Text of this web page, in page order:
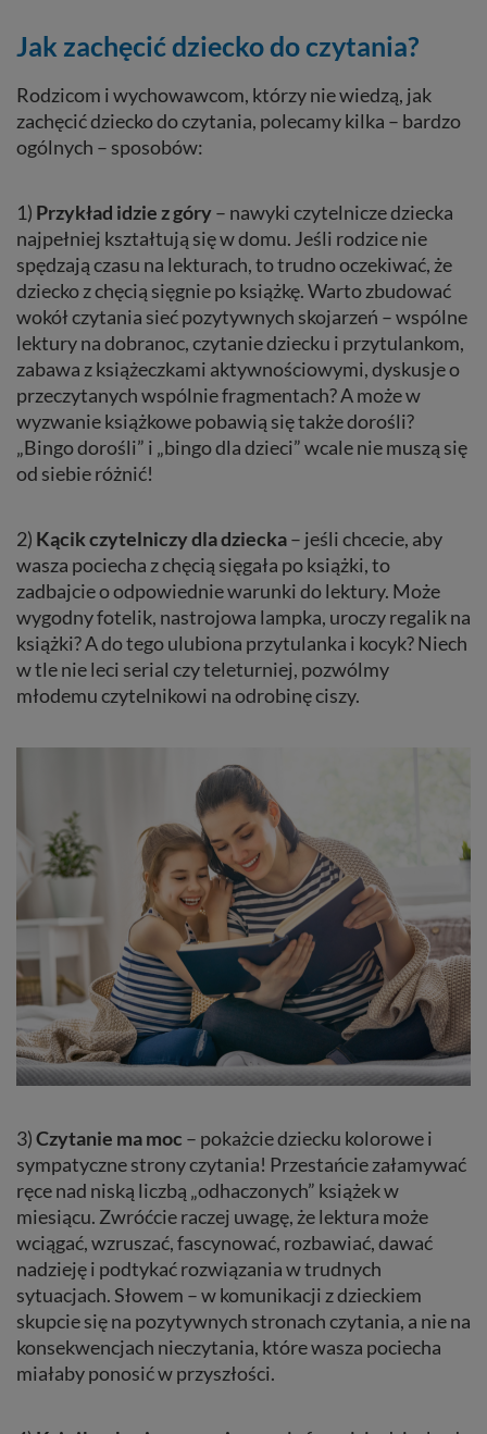
Jak zachęcić dziecko do czytania?
Rodzicom i wychowawcom, którzy nie wiedzą, jak
zachęcić dziecko do czytania, polecamy kilka – bardzo
ogólnych – sposobów:
1) Przykład idzie z góry– nawyki czytelnicze dziecka
najpełniej kształtują się w domu. Jeśli rodzice nie
spędzają czasu na lekturach, to trudno oczekiwać, że
dziecko z chęcią sięgnie po książkę. Warto zbudować
wokół czytania sieć pozytywnych skojarzeń – wspólne
lektury na dobranoc, czytanie dziecku i przytulankom,
zabawa z książeczkami aktywnościowymi, dyskusje o
przeczytanych wspólnie fragmentach? A może w
wyzwanie książkowe pobawią się także dorośli?
„Bingo dorośli” i „bingo dla dzieci” wcale nie muszą się
od siebie różnić!
2) Kącik czytelniczy dla dziecka– jeśli chcecie, aby
wasza pociecha z chęcią sięgała po książki, to
zadbajcie o odpowiednie warunki do lektury. Może
wygodny fotelik, nastrojowa lampka, uroczy regalik na
książki? A do tego ulubiona przytulanka i kocyk? Niech
w tle nie leci serial czy teleturniej, pozwólmy
młodemu czytelnikowi na odrobinę ciszy.
3)Czytanie ma moc – pokażcie dziecku kolorowe i
sympatyczne strony czytania! Przestańcie załamywać
ręce nad niską liczbą „odhaczonych” książek w
miesiącu. Zwróćcie raczej uwagę, że lektura może
wciągać, wzruszać, fascynować, rozbawiać, dawać
nadzieję i podtykać rozwiązania w trudnych
sytuacjach. Słowem – w komunikacji z dzieckiem
skupcie się na pozytywnych stronach czytania, a nie na
konsekwencjach nieczytania, które wasza pociecha
miałaby ponosić w przyszłości.